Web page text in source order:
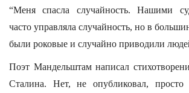
“Меня спасла случайность. Нашими
часто управляла случайность, но в
были роковые и случайно приводили
Поэт Мандельштам написал
Сталина. Нет, не опубликовал, просто